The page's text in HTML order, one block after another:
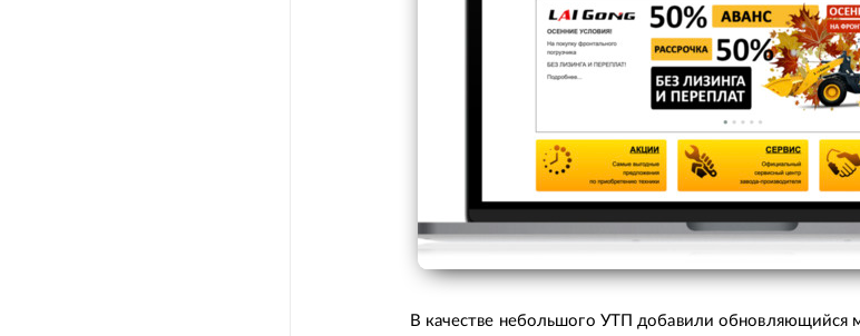
В качестве небольшого УТП добавили обновляющийся